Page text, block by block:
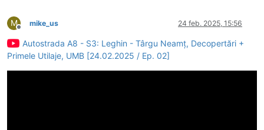
M
Deconectat
mike_us 24 feb. 2025, 15:56
Autostrada A8 - S3: Leghin - Târgu Neamț, Decopertări +
Primele Utilaje, UMB [24.02.2025 / Ep. 02]